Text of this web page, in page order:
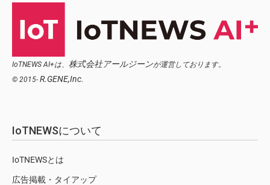
IoTNEWS AI+は、 株式会社アールジーンが運営しております。
© 2015- R.GENE,Inc.
IoTNEWSについて
IoTNEWSとは
広告掲載・タイアップ